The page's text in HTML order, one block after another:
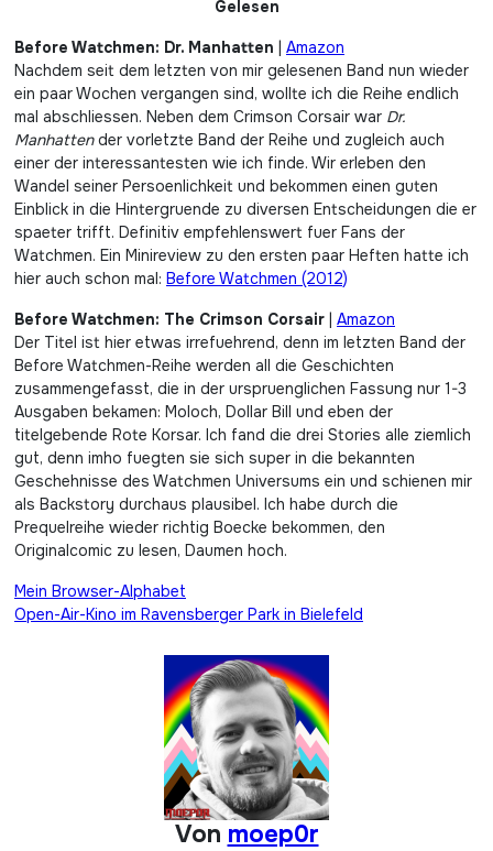
Gelesen
Before Watchmen: Dr. Manhatten | Amazon
Nachdem seit dem letzten von mir gelesenen Band nun wieder
ein paar Wochen vergangen sind, wollte ich die Reihe endlich
mal abschliessen. Neben dem Crimson Corsair war Dr.
Manhattender vorletzte Band der Reihe und zugleich auch
einer der interessantesten wie ich finde. Wir erleben den
Wandel seiner Persoenlichkeit und bekommen einen guten
Einblick in die Hintergruende zu diversen Entscheidungen die er
spaeter trifft. Definitiv empfehlenswert fuer Fans der
Watchmen. Ein Minireview zu den ersten paar Heften hatte ich
hier auch schon mal: Before Watchmen (2012)
Before Watchmen: The Crimson Corsair | Amazon
Der Titel ist hier etwas irrefuehrend, denn im letzten Band der
Before Watchmen-Reihe werden all die Geschichten
zusammengefasst, die in der urspruenglichen Fassung nur 1-3
Ausgaben bekamen: Moloch, Dollar Bill und eben der
titelgebende Rote Korsar. Ich fand die drei Stories alle ziemlich
gut, denn imho fuegten sie sich super in die bekannten
Geschehnisse des Watchmen Universums ein und schienen mir
als Backstory durchaus plausibel. Ich habe durch die
Prequelreihe wieder richtig Boecke bekommen, den
Originalcomic zu lesen, Daumen hoch.
Beitragsnavigation
Mein Browser-Alphabet
Open-Air-Kino im Ravensberger Park in Bielefeld
Von moep0r